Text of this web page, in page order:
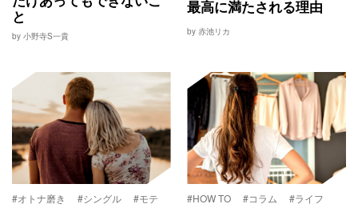
と
by 小野寺S一貴
最高に満たされる理由
by 赤池リカ
#オトナ磨き #シングル #モテ #HOW TO #コラム #ライフ